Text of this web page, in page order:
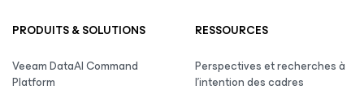
PRODUITS & SOLUTIONS
Veeam DataAI Command
Platform
RESSOURCES
Perspectives et recherches à
l’intention des cadres